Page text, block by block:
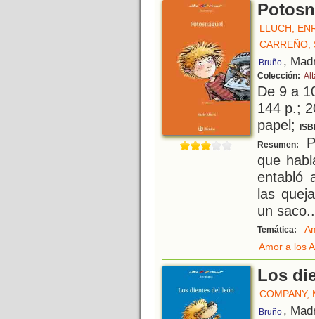
LLUCH,
CARREÑO,
Bruño ,
Colección:
De 9 a
144 p.;
papel;
Resumen:
que
entabló
las
un
Temática:
Amor a los
Los
COMPANY,
Bruño ,